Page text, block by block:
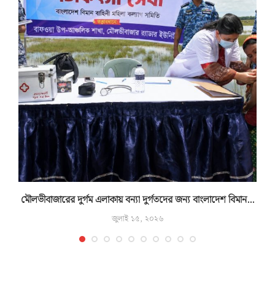
মৌলভীবাজারের দুর্গম এলাকায় বন্যা দুর্গতদের জন্য বাংলাদেশ বিমান...
জুলাই ১৫, ২০২৬